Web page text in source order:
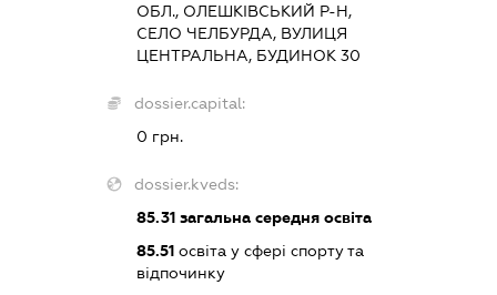
ОБЛ., ОЛЕШКІВСЬКИЙ Р-Н,
СЕЛО ЧЕЛБУРДА, ВУЛИЦЯ
ЦЕНТРАЛЬНА, БУДИНОК 30
dossier.capital:
0 грн.
dossier.kveds:
85.31загальна середня освіта
85.51освіта у сфері спорту та
відпочинку